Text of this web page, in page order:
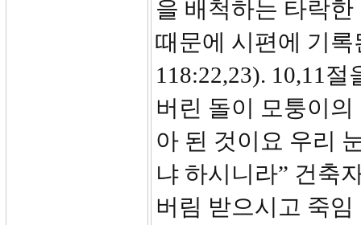
을 배척하는 타락
때문에 시편에 기
118:22,23). 10,11
버린 돌이 모퉁이
아 된 것이요 우리
냐 하시니라” 건축
버림 받으시고 죽